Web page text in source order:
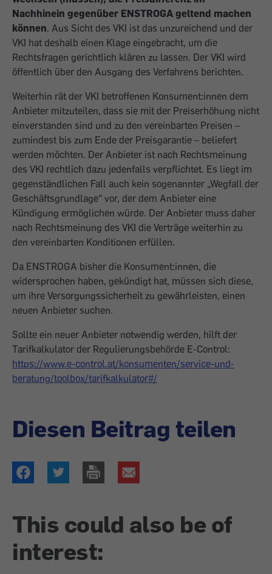
Nachhinein gegenüber ENSTROGA geltend machen
können. Aus Sicht des VKI ist das unzureichend und der
VKI hat deshalb einen Klage eingebracht, um die
Rechtsfragen gerichtlich klären zu lassen. Der VKI wird
öffentlich über den Ausgang des Verfahrens berichten.
Weiterhin rät der VKI betroffenen Konsument:innen dem
Anbieter mitzuteilen, dass sie mit der Preiserhöhung nicht
einverstanden sind und zu den vereinbarten Preisen –
zumindest bis zum Ende der Preisgarantie – beliefert
werden möchten. Der Anbieter ist nach Rechtsmeinung
des VKI rechtlich dazu jedenfalls verpflichtet. Es liegt im
gegenständlichen Fall auch kein sogenannter „Wegfall der
Geschäftsgrundlage“ vor, der dem Anbieter eine
Kündigung ermöglichen würde. Der Anbieter muss daher
nach Rechtsmeinung des VKI die Verträge weiterhin zu
den vereinbarten Konditionen erfüllen.
Da ENSTROGA bisher die Konsument:innen, die
widersprochen haben, gekündigt hat, müssen sich diese,
um ihre Versorgungssicherheit zu gewährleisten, einen
neuen Anbieter suchen.
Sollte ein neuer Anbieter notwendig werden, hilft der
Tarifkalkulator der Regulierungsbehörde E-Control:
https://www.e-control.at/konsumenten/service-und-
beratung/toolbox/tarifkalkulator#/
Diesen Beitrag teilen
This could also be of
interest: